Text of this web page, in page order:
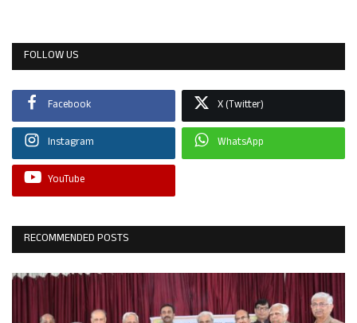
FOLLOW US
Facebook X (Twitter)
Instagram WhatsApp
YouTube
RECOMMENDED POSTS